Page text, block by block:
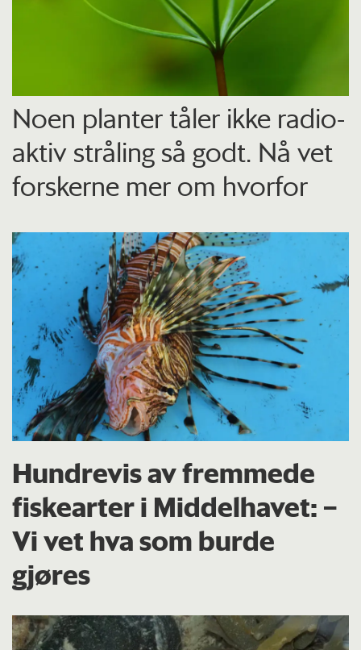
Noen planter tåler ikke radio­
aktiv stråling så godt. Nå vet
forskerne mer om hvorfor
Hundrevis av fremmede
fiskearter i Middelhavet: –
Vi vet hva som burde
gjøres